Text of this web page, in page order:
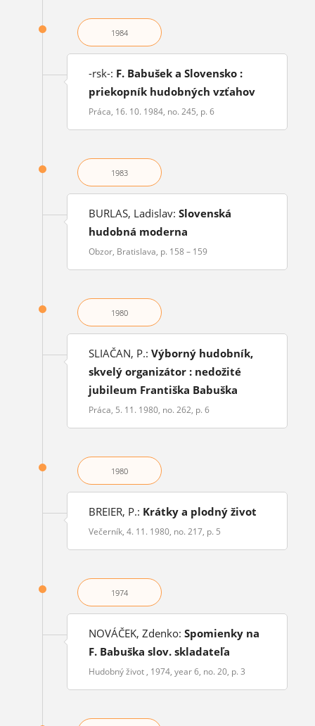
1984
-rsk-: F. Babušek a Slovensko :
priekopník hudobných vzťahov
Práca, 16. 10. 1984, no. 245, p. 6
1983
BURLAS, Ladislav: Slovenská
hudobná moderna
Obzor, Bratislava, p. 158 – 159
1980
SLIAČAN, P.: Výborný hudobník,
skvelý organizátor : nedožité
jubileum Františka Babuška
Práca, 5. 11. 1980, no. 262, p. 6
1980
BREIER, P.: Krátky a plodný život
Večerník, 4. 11. 1980, no. 217, p. 5
1974
NOVÁČEK, Zdenko: Spomienky na
F. Babuška slov. skladateľa
Hudobný život , 1974, year 6, no. 20, p. 3